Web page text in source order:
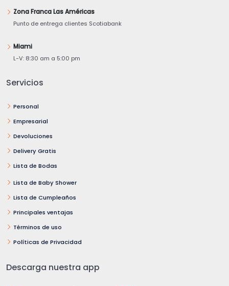
Zona Franca Las Américas
Punto de entrega clientes Scotiabank
Miami
L-V: 8:30 am a 5:00 pm
Servicios
Personal
Empresarial
Devoluciones
Delivery Gratis
Lista de Bodas
Lista de Baby Shower
Lista de Cumpleaños
Principales ventajas
Términos de uso
Políticas de Privacidad
Descarga nuestra app